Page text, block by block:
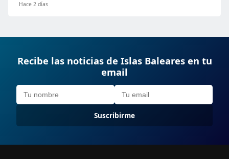
Hace 2 días
Recibe las noticias de Islas Baleares en tu
email
Suscribirme